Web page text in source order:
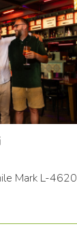
Mark L-4620